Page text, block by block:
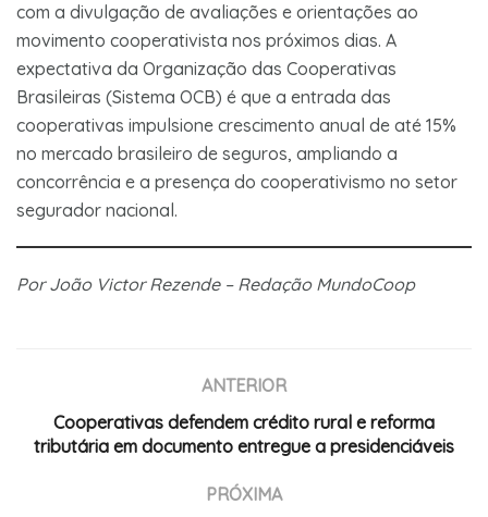
com a divulgação de avaliações e orientações ao
movimento cooperativista nos próximos dias. A
expectativa da Organização das Cooperativas
Brasileiras (Sistema OCB) é que a entrada das
cooperativas impulsione crescimento anual de até 15%
no mercado brasileiro de seguros, ampliando a
concorrência e a presença do cooperativismo no setor
segurador nacional.
Por João Victor Rezende – Redação MundoCoop
ANTERIOR
Cooperativas defendem crédito rural e reforma
tributária em documento entregue a presidenciáveis
PRÓXIMA